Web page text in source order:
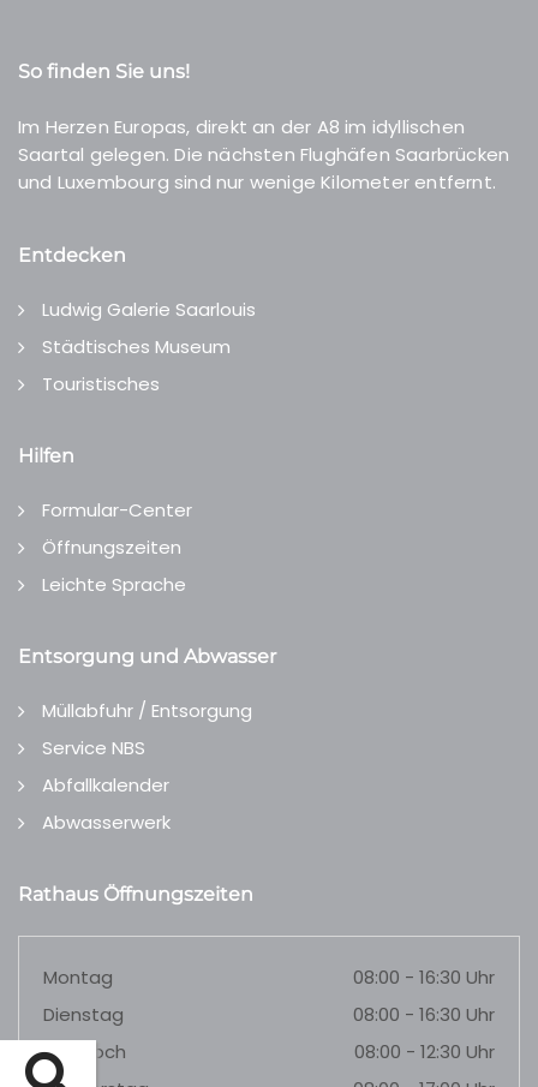
So finden Sie uns!
Im Herzen Europas, direkt an der A8 im idyllischen
Saartal gelegen. Die nächsten Flughäfen Saarbrücken
und Luxembourg sind nur wenige Kilometer entfernt.
Entdecken
Ludwig Galerie Saarlouis
Städtisches Museum
Touristisches
Hilfen
Formular-Center
Öffnungszeiten
Leichte Sprache
Entsorgung und Abwasser
Müllabfuhr / Entsorgung
Service NBS
Abfallkalender
Abwasserwerk
Rathaus Öffnungszeiten
Montag
08:00 - 16:30 Uhr
Dienstag
08:00 - 16:30 Uhr
Mittwoch
08:00 - 12:30 Uhr